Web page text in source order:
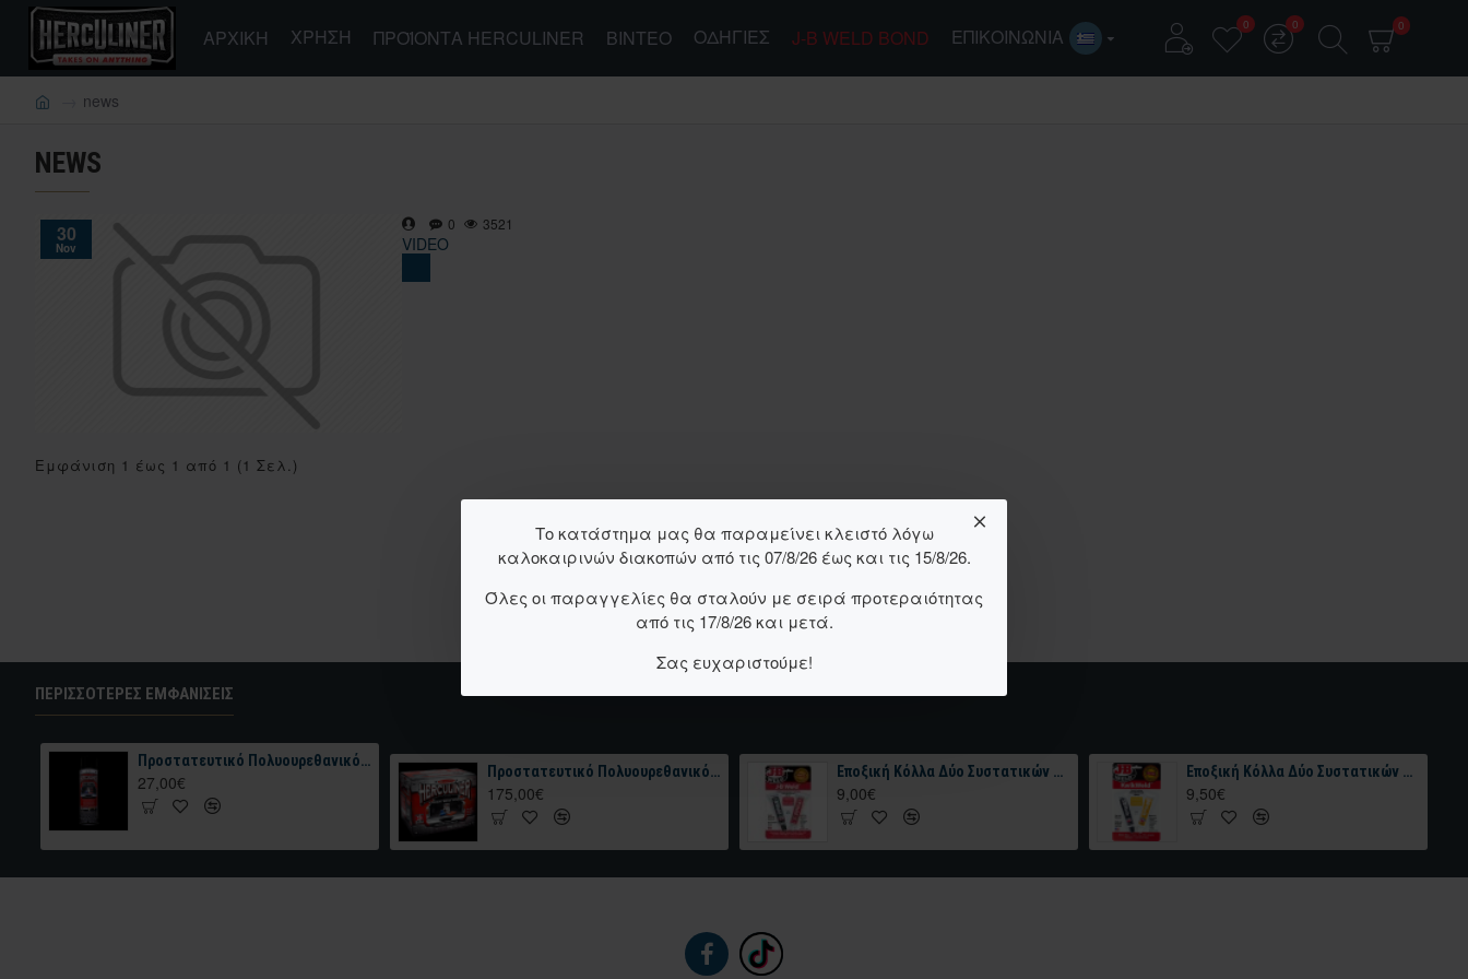
Το κατάστημα μας θα παραμείνει κλειστό λόγω
καλοκαιρινών διακοπών από τις 07/8/26 έως και τις 15/8/26.
Όλες οι παραγγελίες θα σταλούν με σειρά προτεραιότητας
από τις 17/8/26 και μετά.
Σας ευχαριστούμε!
ΑΡΧΙΚΗ ΧΡΉΣΗ ΠΡΟΪΌΝΤΑ HERCULINER ΒΊΝΤΕΟ ΟΔΗΓΊΕΣ J-B WELD BOND ΕΠΙΚΟΙΝΩΝΊΑ
0 0 0
news
NEWS
30
Nov
0 3521
VIDEO
Εμφάνιση 1 έως 1 από 1 (1 Σελ.)
ΠΕΡΙΣΣΌΤΕΡΕΣ ΕΜΦΑΝΊΣΕΙΣ
Προστατευτικό Πολυουρεθανικό Χρώμα HERCULINER BEDLINER Aerosol Truck Bed Coating 425gr Μαύρο
27,00€ Προστατευτικό Πολυουρεθανικό Χρώμα HERCULINER Roll-On Bed Liner Kit 4kg Μαύρο
175,00€
Εποξική Κόλλα Δύο Συστατικών J-B WELD™ TWIN TUBE – 2 OZ Σκουρο Γκρι 56.8 gr
9,00€
Εποξική Κόλλα Δύο Συστατικών J-B WELD KWIKWELD™ TWIN TUBE – 56.8 gr Σκούρο Γκρι
9,50€